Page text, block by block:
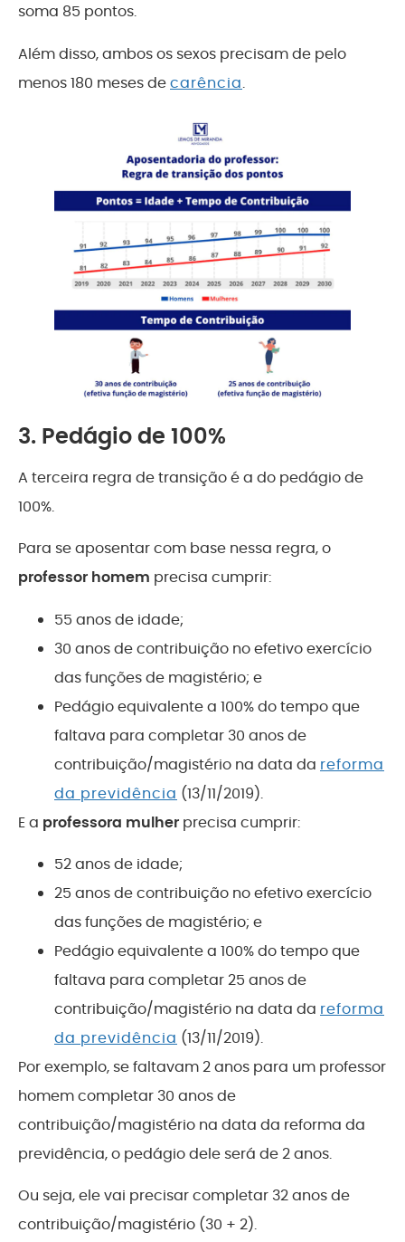
soma 85 pontos.
Além disso, ambos os sexos precisam de pelo
menos 180 meses decarência.
3. Pedágio de 100%
A terceira regra de transição é a do pedágio de
100%.
Para se aposentar com base nessa regra, o
professor homem precisa cumprir:
55 anos de idade;
30 anos de contribuição no efetivo exercício
das funções de magistério; e
Pedágio equivalente a 100% do tempo que
faltava para completar 30 anos de
contribuição/magistério na data da reforma
da previdência (13/11/2019).
E a professora mulher precisa cumprir:
52 anos de idade;
25 anos de contribuição no efetivo exercício
das funções de magistério; e
Pedágio equivalente a 100% do tempo que
faltava para completar 25 anos de
contribuição/magistério na data da reforma
da previdência (13/11/2019).
Por exemplo, se faltavam 2 anos para um professor
homem completar 30 anos de
contribuição/magistério na data da reforma da
previdência, o pedágio dele será de 2 anos.
Ou seja, ele vai precisar completar 32 anos de
contribuição/magistério (30 + 2).